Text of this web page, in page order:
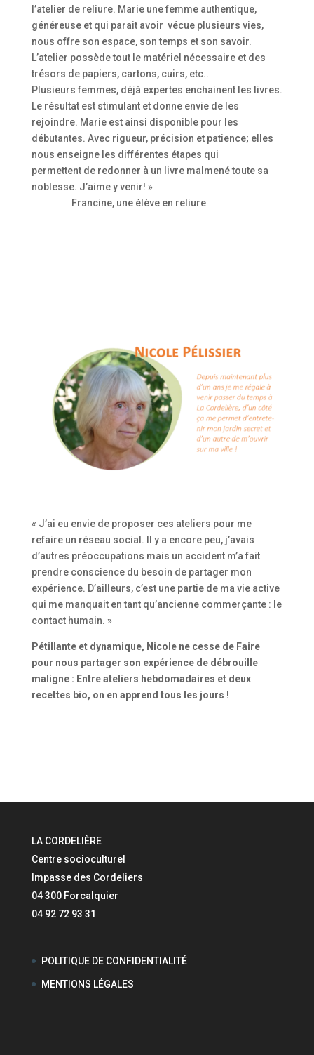
l’atelier de reliure. Marie une femme authentique,
généreuse et qui parait avoir vécue plusieurs vies,
nous offre son espace, son temps et son savoir.
L’atelier possède tout le matériel nécessaire et des
trésors de papiers, cartons, cuirs, etc..
Plusieurs femmes, déjà expertes enchainent les livres.
Le résultat est stimulant et donne envie de les
rejoindre. Marie est ainsi disponible pour les
débutantes. Avec rigueur, précision et patience; elles
nous enseigne les différentes étapes qui
permettent de redonner à un livre malmené toute sa
noblesse. J’aime y venir! »
Francine, une élève en reliure
« J’ai eu envie de proposer ces ateliers pour me
refaire un réseau social. Il y a encore peu, j’avais
d’autres préoccupations mais un accident m’a fait
prendre conscience du besoin de partager mon
expérience. D’ailleurs, c’est une partie de ma vie active
qui me manquait en tant qu’ancienne commerçante : le
contact humain. »
Pétillante et dynamique, Nicole ne cesse de Faire
pour nous partager son expérience de débrouille
maligne : Entre ateliers hebdomadaires et deux
recettes bio, on en apprend tous les jours !
LA CORDELIÈRE
Centre socioculturel
Impasse des Cordeliers
04 300 Forcalquier
04 92 72 93 31
POLITIQUE DE CONFIDENTIALITÉ
MENTIONS LÉGALES